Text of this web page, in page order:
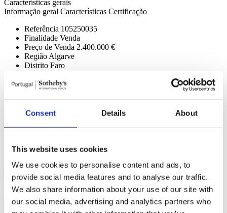
Consent Details About
This website uses cookies
We use cookies to personalise content and ads, to
provide social media features and to analyse our traffic.
We also share information about your use of our site with
our social media, advertising and analytics partners who
Características gerais
Informação geral Características Certificação
Referência 105250035
Finalidade Venda
Preço de Venda 2.400.000 €
Região Algarve
Distrito Faro
Freguesia Quarteira
Área Bruta Privativa 163m²
Área Bruta de Construção 0m²
Área Terreno 0m²
Edifício Tipo empreendimento (Cond. Fechado, Habitação);
Contacte-nos
Interessado?Agende visita ou solicite mais informações.